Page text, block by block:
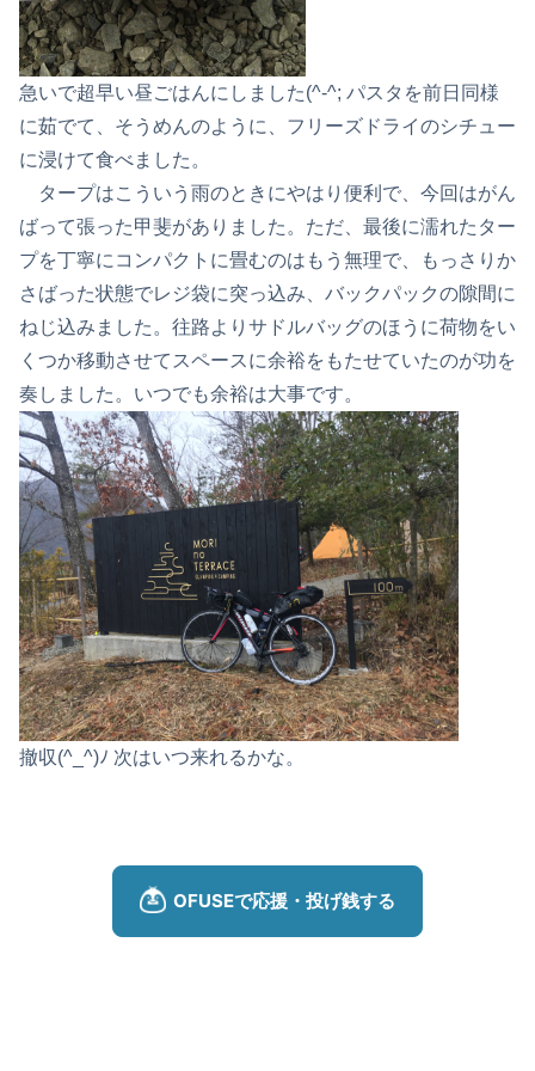
急いで超早い昼ごはんにしました(^-^; パスタを前日同様
に茹でて、そうめんのように、フリーズドライのシチュー
に浸けて食べました。
タープはこういう雨のときにやはり便利で、今回はがん
ばって張った甲斐がありました。ただ、最後に濡れたター
プを丁寧にコンパクトに畳むのはもう無理で、もっさりか
さばった状態でレジ袋に突っ込み、バックパックの隙間に
ねじ込みました。往路よりサドルバッグのほうに荷物をい
くつか移動させてスペースに余裕をもたせていたのが功を
奏しました。いつでも余裕は大事です。
撤収(^_^)ﾉ 次はいつ来れるかな。